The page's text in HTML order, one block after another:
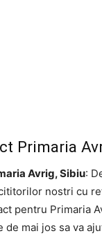
Primaria
Avrig, Sibiu:
nostri cu
pentru Primaria
mai jos sa va